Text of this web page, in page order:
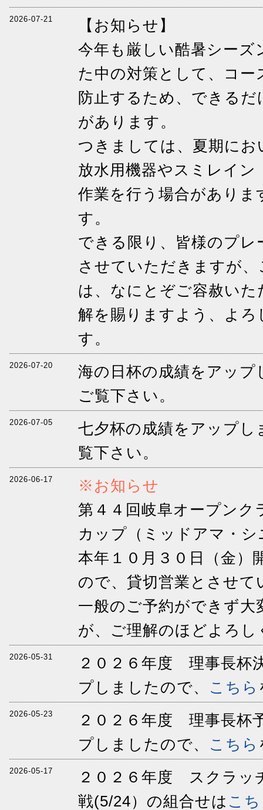
2026-07-21
【お知らせ】
今年も厳しい酷暑シー
た中の対策として、コ
防止するため、できる
があります。
つきましては、夏期に
放水用機器やスミレイン
作業を行う場合があり
す。
できる限り、皆様のプ
させていただきますが
は、なにとぞご容赦い
解を賜りますよう、よ
す。
2026-07-20
海の日杯の成績をアップ
ご覧下さい。
2026-07-05
七夕杯の成績をアップし
覧下さい。
2026-06-17
※お知らせ
第４４回岐阜オープン
カップ（ミッドアマ・
本年１０月３０日（金）
ので、貸切営業とさせて
一般のご予約ができず
が、ご理解のほどよろ
2026-05-31
２０２６年度 理事長杯
プしましたので、
こちら
2026-05-23
２０２６年度 理事長杯
プしましたので、
こちら
2026-05-17
２０２６年度 スクラッ
戦(5/24）の組合せは こ